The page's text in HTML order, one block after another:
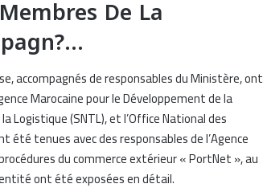
De La
accompagnés de responsables du Ministère, ont
Marocaine pour le Développement de la
Logistique (SNTL), et l’Office National des
été tenues avec des responsables de l’Agence
du commerce extérieur « PortNet », au
ont été exposées en détail.